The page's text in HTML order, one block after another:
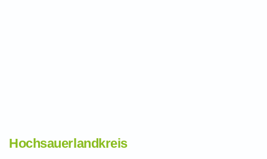
Hochsauerlandkreis